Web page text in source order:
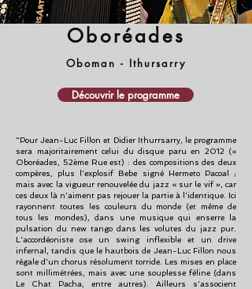
Oboréades
Oboman - Ithursarry
Découvrir le programme
"Pour Jean-Luc Fillon et Didier Ithurrsarry, le programme
sera majoritairement celui du disque paru en 2012 («
Oboréades, 52ème Rue est) : des compositions des deux
compères, plus l'explosif Bebe signé Hermeto Pacoal ;
mais avec la vigueur renouvelée du jazz « sur le vif », car
ces deux là n'aiment pas rejouer la partie à l'identique. Ici
rayonnent toutes les couleurs du monde (et même de
tous les mondes), dans une musique qui enserre la
pulsation du new tango dans les volutes du jazz pur.
L'accordéoniste ose un swing inflexible et un drive
infernal, tandis que le hautbois de Jean-Luc Fillon nous
régale d'un chorus résolument torride. Les mises en place
sont millimétrées, mais avec une souplesse féline (dans
Le Chat Pacha, entre autres). Ailleurs s'associent